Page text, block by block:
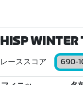
HISP WINTER
レーススコア 690-